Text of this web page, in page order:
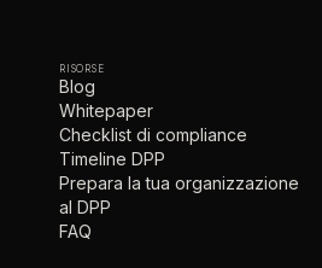
RISORSE
Blog
Whitepaper
Checklist di compliance
Timeline DPP
Prepara la tua organizzazione
al DPP
FAQ